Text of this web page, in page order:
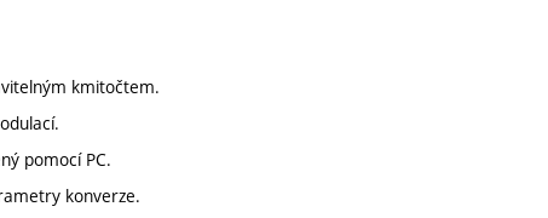
kmitočtem.
pomocí PC.
konverze.